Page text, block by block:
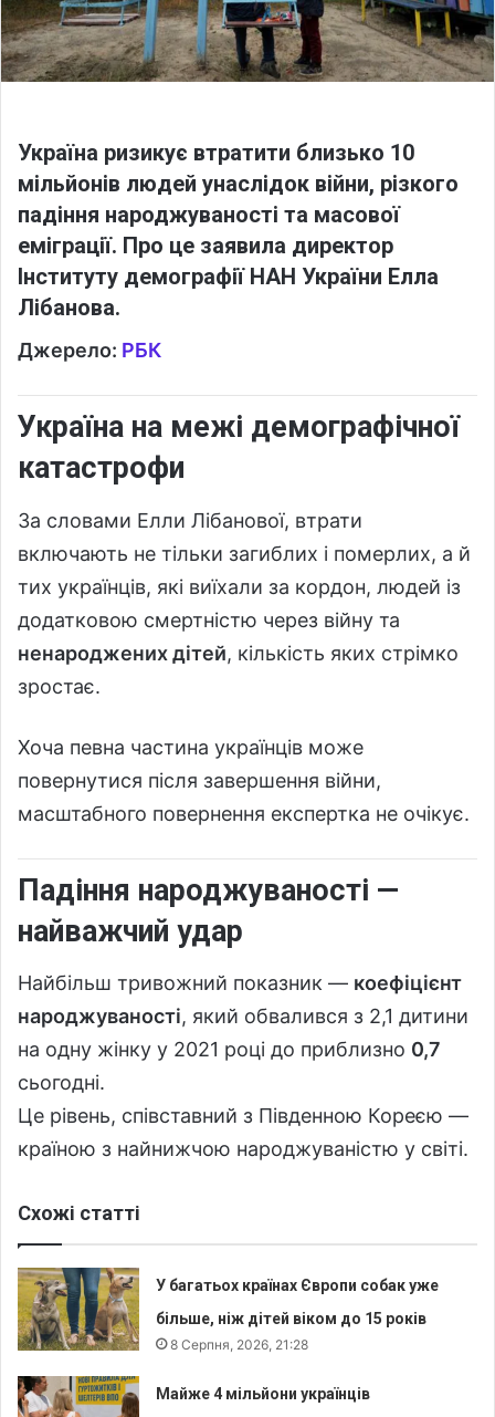
l
Україна ризикує втратити близько 10
мільйонів людей унаслідок війни, різкого
падіння народжуваності та масової
еміграції. Про це заявила директор
Інституту демографії НАН України Елла
Лібанова.
Джерело: РБК
Україна на межі демографічної
катастрофи
За словами Елли Лібанової, втрати
включають не тільки загиблих і померлих, а й
тих українців, які виїхали за кордон, людей із
додатковою смертністю через війну та
ненароджених дітей, кількість яких стрімко
зростає.
Хоча певна частина українців може
повернутися після завершення війни,
масштабного повернення експертка не очікує.
Падіння народжуваності —
найважчий удар
Найбільш тривожний показник — коефіцієнт
народжуваності, який обвалився з 2,1 дитини
на одну жінку у 2021 році до приблизно 0,7
сьогодні.
Це рівень, співставний з Південною Кореєю —
країною з найнижчою народжуваністю у світі.
Схожі статті
У багатьох країнах Європи собак уже
більше, ніж дітей віком до 15 років
8 Серпня, 2026, 21:28
Майже 4 мільйони українців